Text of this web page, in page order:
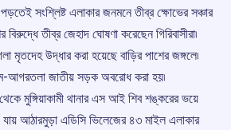
সংশ্লিষ্ট এলাকার জনমনে তীব্র ক্ষোভের সঞ্চার
বিরুদ্ধে তীব্র জেহাদ ঘোষণা করেছেন গিরিবাসীরা৷
মৃতদেহ উদ্ধার করা হয়েছে বাড়ির পাশের জঙ্গলে৷
আগরতলা জাতীয় সড়ক অবরোধ করা হয়৷
মুঙ্গিয়াকামী থানার এস আই শিব শঙ্করের ভয়ে
আঠারমুড়া এডিসি ভিলেজের ৪৩ মাইল এলাকার